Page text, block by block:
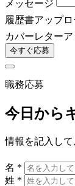
メッセージ
履歴書アップロ
カバーレター
今すぐ応募
職務応募
今日から
情報を記入して
名 *
姓 *